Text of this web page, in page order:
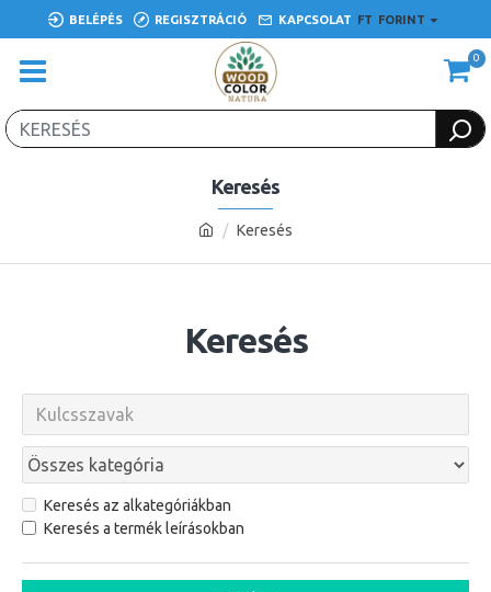
BELÉPÉS REGISZTRÁCIÓ KAPCSOLAT FT FORINT
0
Keresés
Keresés
Keresés
Keresés az alkategóriákban
Keresés a termék leírásokban